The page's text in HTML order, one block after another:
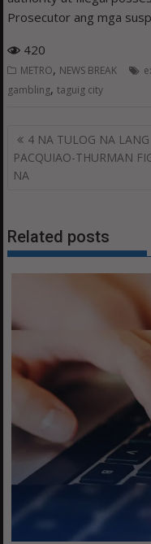
Prosecutor ang mga
420
METRO, NEWS BREAK
gambling,taguig city
Post
navigation
4 NA TULOG NA LANG
PACQUIAO-THURMAN
NA
Related posts